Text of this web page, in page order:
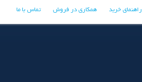
راهنمای خرید همکاری در فروش تماس با ما